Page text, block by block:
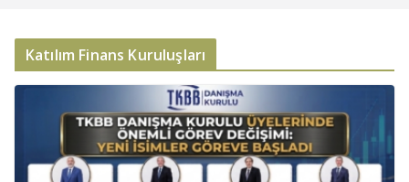
Katılım Finans Kuruluşları